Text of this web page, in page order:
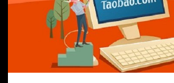
Alibaba
từ
A-
Z
cho